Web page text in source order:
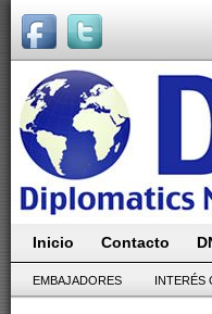
Inicio Contacto
EMBAJADORES INTERÉS